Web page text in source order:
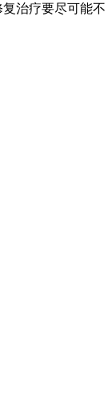
治疗要尽可能不